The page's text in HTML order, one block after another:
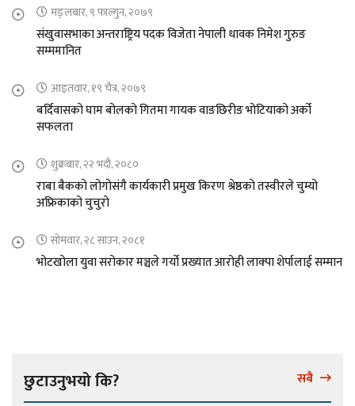
मङ्लबार, ९ फाल्गुन, २०७९
संखुवासभाका अन्तराष्ट्रिय पदक विजेता नेपाली धावक निमेश गुरुङ
सम्ममानित
आइतवार, १९ चैत्र, २०७९
बर्दिवासको घाम बोलको गितमा गायक वाङछिरीङ भोटियाको अर्को
सफलता
शुक्रबार, २२ भदौ, २०८०
राबा बैकको लोगोसंगै कार्यकारी प्रमुख किरण श्रेष्ठको तस्वीरले चुम्यो
अफ्रिकाको चुचुरो
सोमवार, २८ साउन, २०८१
भोटखोला युवा सरोकार मञ्चले गर्यो प्रख्यात आरोही लाक्पा शेर्पालाई सम्मान
छुटाउनुभयो कि? सबै